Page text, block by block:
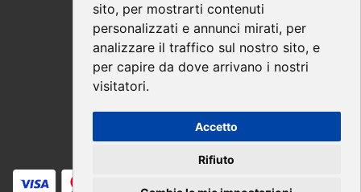
sito, per mostrarti contenuti
personalizzati e annunci mirati, per
analizzare il traffico sul nostro sito, e
per capire da dove arrivano i nostri
visitatori.
Accetto
Rifiuto
Privacy
Recesso
Spedizione
Pagamenti sicuri